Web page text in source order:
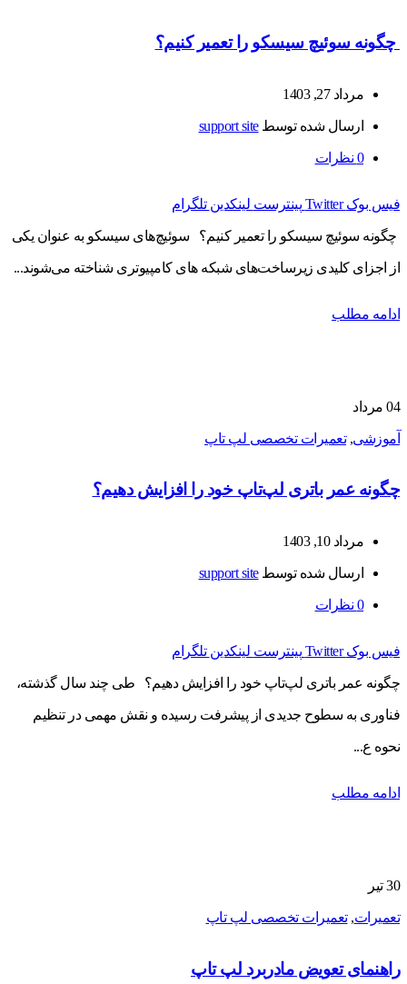
چگونه سوئیچ سیسکو را تعمیر کنیم؟
مرداد 27, 1403
ارسال شده توسطsupport site
0 نظرات
فیس بوک Twitter پینترست لینکدین تلگرام
چگونه سوئیچ سیسکو را تعمیر کنیم؟ سوئیچ‌های سیسکو به عنوان یکی
از اجزای کلیدی زیرساخت‌های شبکه‌ های کامپیوتری شناخته می‌شوند...
ادامه مطلب
04 مرداد
آموزشی,تعمیرات تخصصی لپ تاپ
چگونه عمر باتری لپ‌تاپ خود را افزایش دهیم؟
مرداد 10, 1403
ارسال شده توسطsupport site
0 نظرات
فیس بوک Twitter پینترست لینکدین تلگرام
چگونه عمر باتری لپ‌تاپ خود را افزایش دهیم؟ طی چند سال گذشته،
فناوری به سطوح جدیدی از پیشرفت رسیده و نقش مهمی در تنظیم
نحوه ع...
ادامه مطلب
30 تیر
تعمیرات,تعمیرات تخصصی لپ تاپ
راهنمای تعویض مادربرد لپ تاپ